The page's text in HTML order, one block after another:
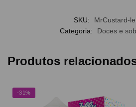
SKU:
MrCustard-
Categoria:
Doces e
Produtos
-31%